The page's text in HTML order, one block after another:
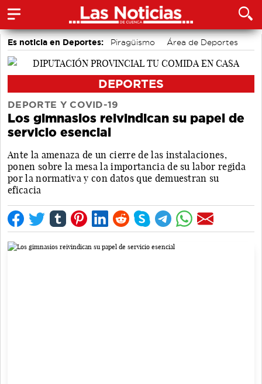
Es noticia en Deportes: Piragüismo
Área de Deportes
Bolos conquenses
DEPORTES
DEPORTE Y COVID-19
Los gimnasios reivindican su papel de
servicio esencial
Ante la amenaza de un cierre de las instalaciones,
ponen sobre la mesa la importancia de su labor regida
por la normativa y con datos que demuestran su
eficacia